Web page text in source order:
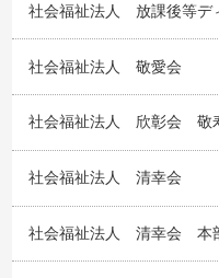
社会福祉法人 放課後等デ
社会福祉法人 敬愛会
社会福祉法人 欣彰会 敬
社会福祉法人 清幸会
社会福祉法人 清幸会 本